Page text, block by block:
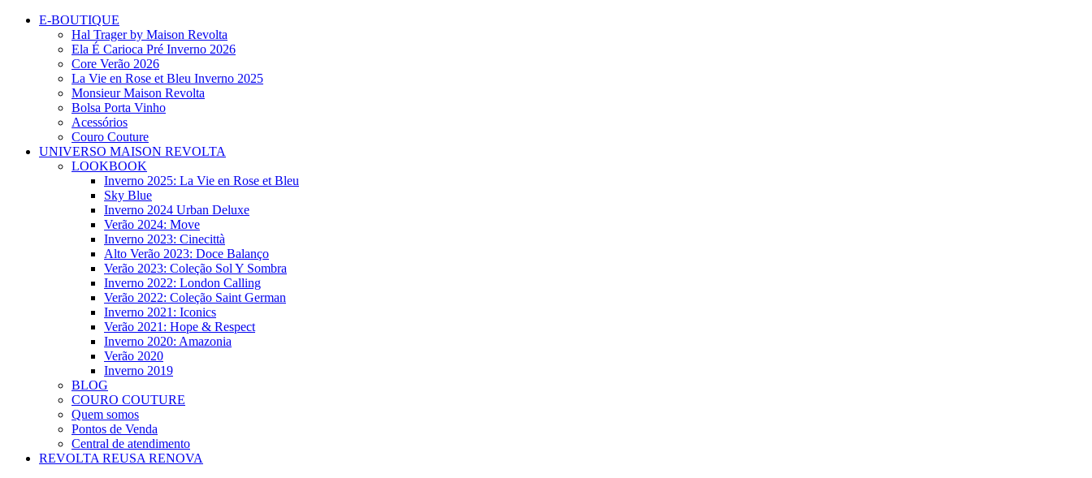
E-BOUTIQUE
Hal Trager by Maison Revolta
Ela É Carioca Pré Inverno 2026
Core Verão 2026
La Vie en Rose et Bleu Inverno 2025
Monsieur Maison Revolta
Bolsa Porta Vinho
Acessórios
Couro Couture
UNIVERSO MAISON REVOLTA
LOOKBOOK
Inverno 2025: La Vie en Rose et Bleu
Sky Blue
Inverno 2024 Urban Deluxe
Verão 2024: Move
Inverno 2023: Cinecittà
Alto Verão 2023: Doce Balanço
Verão 2023: Coleção Sol Y Sombra
Inverno 2022: London Calling
Verão 2022: Coleção Saint German
Inverno 2021: Iconics
Verão 2021: Hope & Respect
Inverno 2020: Amazonia
Verão 2020
Inverno 2019
BLOG
COURO COUTURE
Quem somos
Pontos de Venda
Central de atendimento
REVOLTA REUSA RENOVA